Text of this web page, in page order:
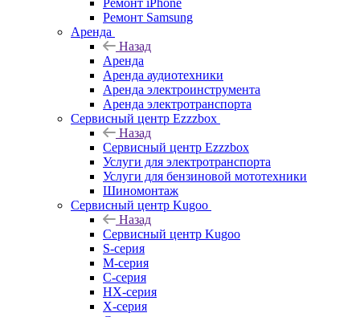
Ремонт iPhone
Ремонт Samsung
Аренда
Назад
Аренда
Аренда аудиотехники
Аренда электроинструмента
Аренда электротранспорта
Сервисный центр Ezzzbox
Назад
Сервисный центр Ezzzbox
Услуги для электротранспорта
Услуги для бензиновой мототехники
Шиномонтаж
Сервисный центр Kugoo
Назад
Сервисный центр Kugoo
S-cерия
M-серия
С-серия
HX-серия
X-серия